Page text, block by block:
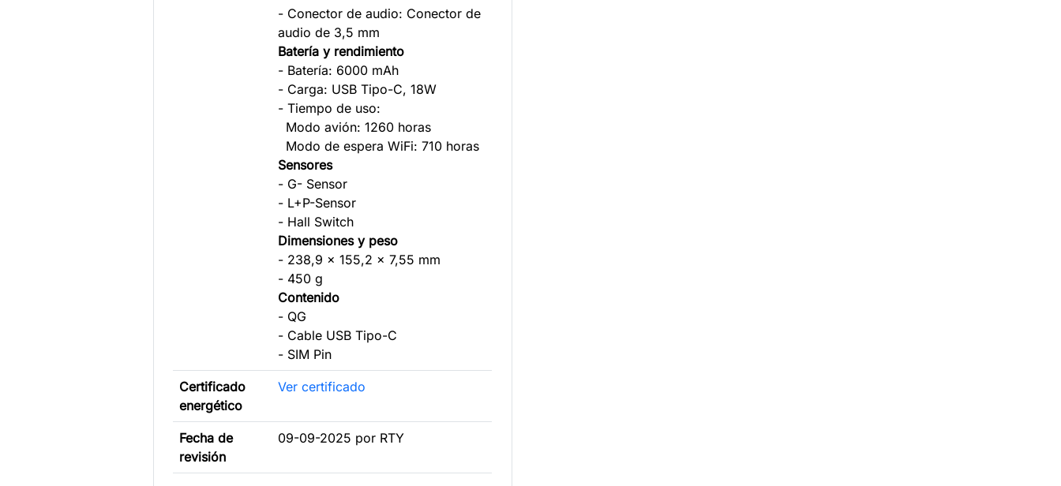
- Conector de audio: Conector de
audio de 3,5 mm
Batería y rendimiento
- Batería: 6000 mAh
- Carga: USB Tipo-C, 18W
- Tiempo de uso:
Modo avión: 1260 horas
Modo de espera WiFi: 710 horas
Sensores
- G- Sensor
- L+P-Sensor
- Hall Switch
Dimensiones y peso
- 238,9 x 155,2 x 7,55 mm
- 450 g
Contenido
- QG
- Cable USB Tipo-C
- SIM Pin
Certificado
energético
Ver certificado
Fecha de
revisión
09-09-2025 por RTY